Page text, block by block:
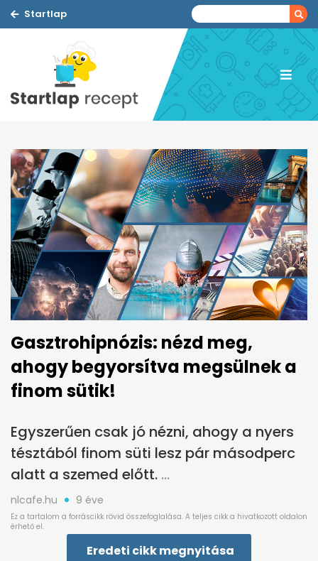
Startlap
Gasztrohipnózis: nézd meg,
ahogy begyorsítva megsülnek a
finom sütik!
Egyszerűen csak jó nézni, ahogy a nyers
tésztából finom süti lesz pár másodperc
alatt a szemed előtt.
nlcafe.hu 9 éve
Eredeti cikk megnyitása